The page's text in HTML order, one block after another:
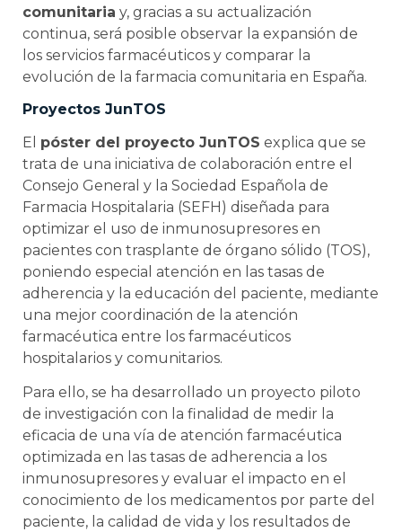
comunitaria y, gracias a su actualización
continua, será posible observar la expansión de
los servicios farmacéuticos y comparar la
evolución de la farmacia comunitaria en España.
Proyectos JunTOS
El póster del proyecto JunTOS explica que se
trata de una iniciativa de colaboración entre el
Consejo General y la Sociedad Española de
Farmacia Hospitalaria (SEFH) diseñada para
optimizar el uso de inmunosupresores en
pacientes con trasplante de órgano sólido (TOS),
poniendo especial atención en las tasas de
adherencia y la educación del paciente, mediante
una mejor coordinación de la atención
farmacéutica entre los farmacéuticos
hospitalarios y comunitarios.
Para ello, se ha desarrollado un proyecto piloto
de investigación con la finalidad de medir la
eficacia de una vía de atención farmacéutica
optimizada en las tasas de adherencia a los
inmunosupresores y evaluar el impacto en el
conocimiento de los medicamentos por parte del
paciente, la calidad de vida y los resultados de